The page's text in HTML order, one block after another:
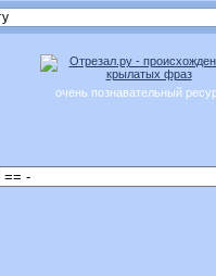
очень познавательный